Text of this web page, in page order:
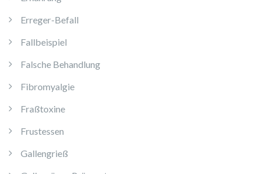
Erreger-Befall
Fallbeispiel
Falsche Behandlung
Fibromyalgie
Fraßtoxine
Frustessen
Gallengrieß